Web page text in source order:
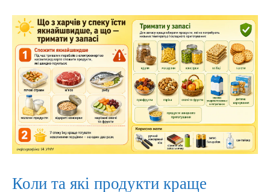
Коли та які продукти краще